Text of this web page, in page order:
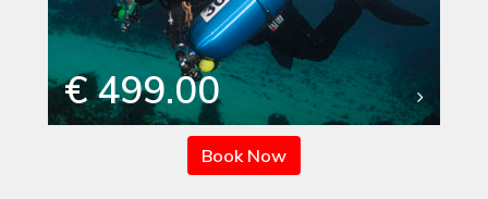
€ 499.00
Book Now